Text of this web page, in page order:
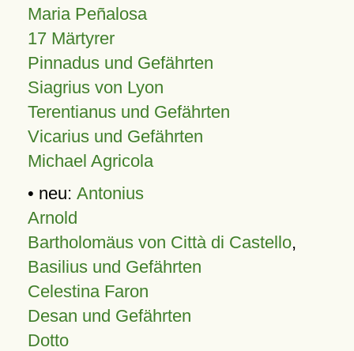
Maria Peñalosa
17 Märtyrer
Pinnadus und Gefährten
Siagrius von Lyon
Terentianus und Gefährten
Vicarius und Gefährten
Michael Agricola
• neu: Antonius
Arnold
Bartholomäus von Città di Castello,
Basilius und Gefährten
Celestina Faron
Desan und Gefährten
Dotto